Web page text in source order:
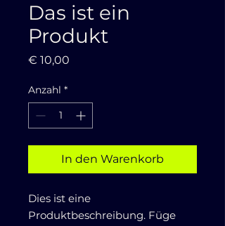
Das ist ein
Produkt
€ 10,00
Anzahl *
In den Warenkorb
Dies ist eine
Produktbeschreibung. Füge